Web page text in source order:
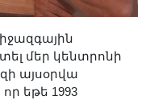
մեր կենտրոնի
այսօրվա
եթե 1993